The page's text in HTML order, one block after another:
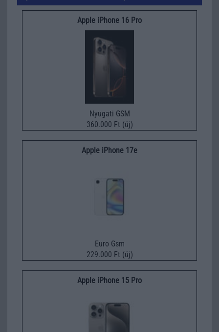
Apple iPhone 16 Pro
Nyugati GSM
360.000 Ft (új)
Apple iPhone 17e
Euro Gsm
229.000 Ft (új)
Apple iPhone 15 Pro